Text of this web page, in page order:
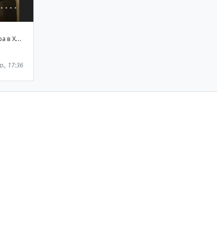
У
ютная 2+1 Квартира в Хурме (Анталия, Коньяалты) на продажу
17:36